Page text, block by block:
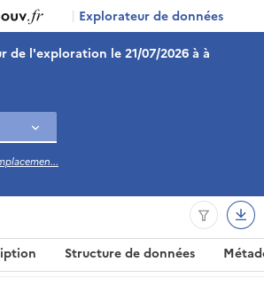
| Explorateur de données
de l'exploration le 21/07/2026 à à
Structure de données